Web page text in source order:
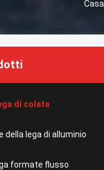
Casa
di colata
della lega di alluminio
formate flusso